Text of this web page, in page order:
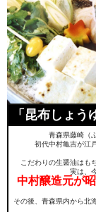
「昆布しょう
青森県藤崎（
初代中村亀吉が江
こだわりの生醤油はも
実は、
中村醸造元が
その後、青森県内から北